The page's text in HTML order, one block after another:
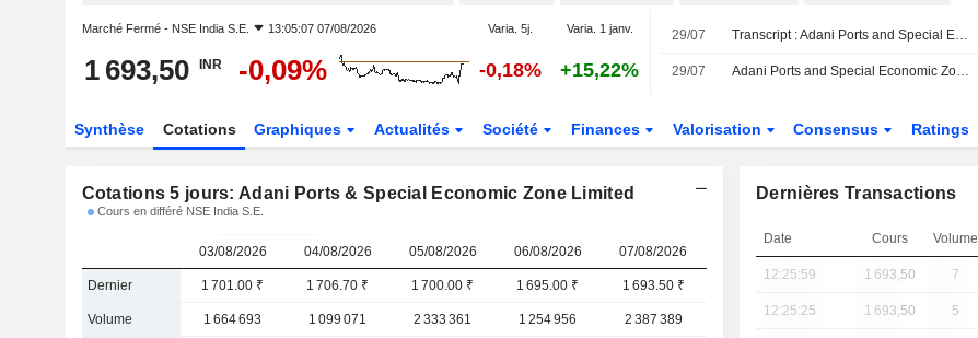
Marché Fermé - NSE India S.E. 13:05:07 07/08/2026 Varia. 5j. Varia. 1 janv.
1 693,50 INR -0,09% -0,18% +15,22%
29/07 Transcript : Adani Ports and Special Economic Zone Limited, Q1 2027 Earnings Call, Jul 29, 2026
29/07 Adani Ports and Special Economic Zone Ltd évaluerait l'acquisition d'une participation majoritaire dans Associated British Ports
Synthèse Cotations Graphiques Actualités Société Finances Valorisation Consensus Ratings
Cotations 5 jours: Adani Ports & Special Economic Zone Limited
Cours en différé NSE India S.E.
03/08/2026 04/08/2026 05/08/2026 06/08/2026 07/08/2026
Dernier 1 701.00 ₹ 1 706.70 ₹ 1 700.00 ₹ 1 695.00 ₹ 1 693.50 ₹
Volume 1 664 693 1 099 071 2 333 361 1 254 956 2 387 389
Dernières Transactions
Date Cours Volume
12:25:59 1 693,50 7
12:25:25 1 693,50 5